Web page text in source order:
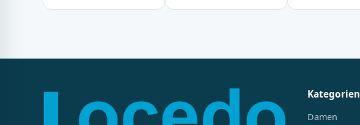
Kategorien
Damen